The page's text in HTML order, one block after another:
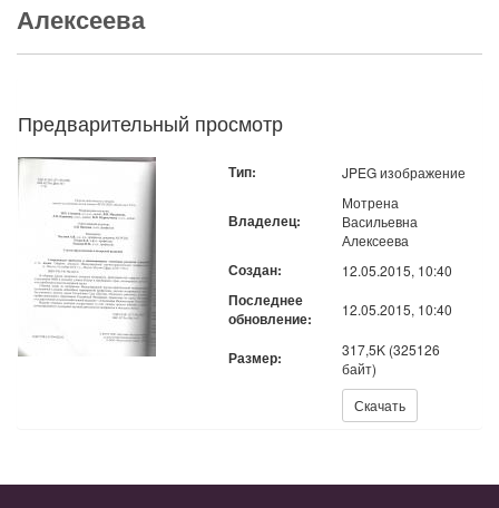
Алексеева
Предварительный просмотр
Тип: JPEG изображение
Владелец:
Мотрена
Васильевна
Алексеева
Создан: 12.05.2015, 10:40
Последнее
обновление:
12.05.2015, 10:40
Размер:
317,5K (325126
байт)
Скачать